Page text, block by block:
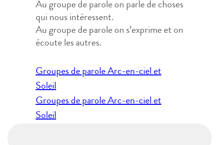
Au groupe de parole on parle de choses
qui nous intéressent.
Au groupe de parole on s’exprime et on
écoute les autres.
Navigation
de
l’article
Groupes de parole Arc-en-ciel et
Soleil
Groupes de parole Arc-en-ciel et
Soleil